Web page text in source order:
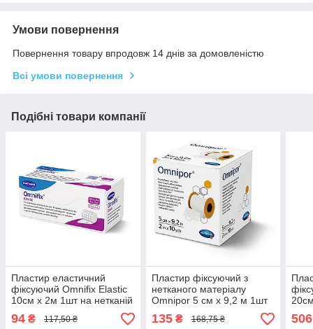
Умови повернення
Повернення товару впродовж 14 днів за домовленістю
Всі умови повернення
Подібні товари компанії
Пластир еластичний
фіксуючий Omnifix Elastic
10см х 2м 1шт на нетканій
основі
94 ₴ 117,50 ₴
Пластир фіксуючий з
нетканого матеріалу
Omnipor 5 см х 9,2 м 1шт
135₴ 168,75 ₴ 506